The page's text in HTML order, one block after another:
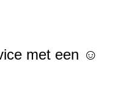
met een ☺